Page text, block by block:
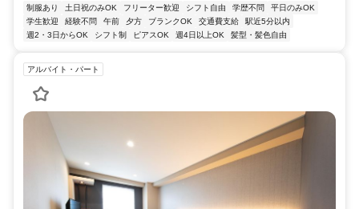
制服あり 土日祝のみOK フリーター歓迎 シフト自由 学歴不問
平日のみOK
学生歓迎
経験不問 午前 夕方 ブランクOK 交通費支給
駅近5分以内
週2・3日からOK
シフト制 ピアスOK 週4日以上OK 髪型・髪色自由
アルバイト・パート